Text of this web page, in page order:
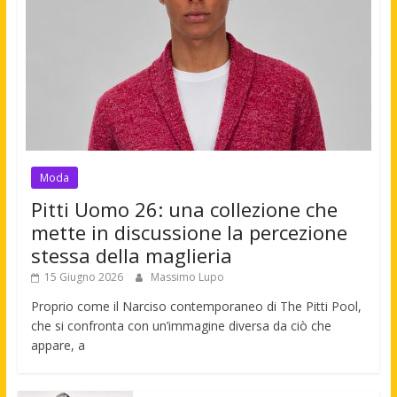
Moda
Pitti Uomo 26: una collezione che
mette in discussione la percezione
stessa della maglieria
15 Giugno 2026 Massimo Lupo
Proprio come il Narciso contemporaneo di The Pitti Pool,
che si confronta con un’immagine diversa da ciò che
appare, a